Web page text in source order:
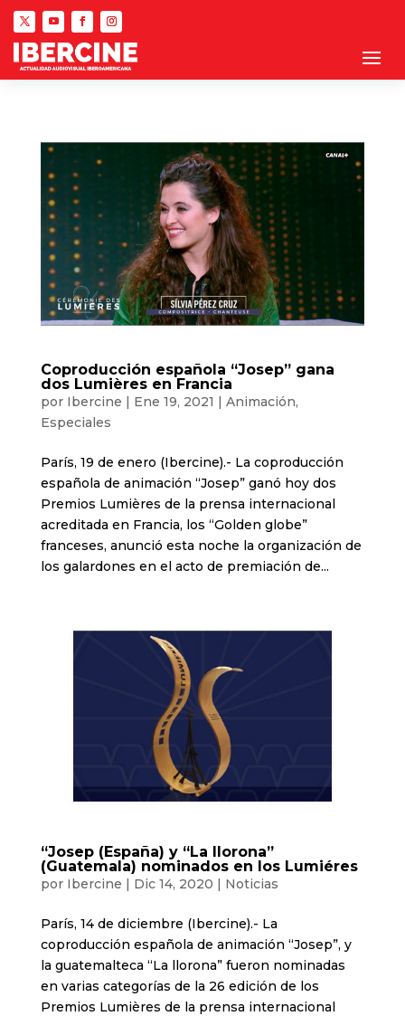
Coproducción española “Josep” gana
dos Lumières en Francia
por Ibercine | Ene 19, 2021 | Animación,
Especiales
París, 19 de enero (Ibercine).- La coproducción
española de animación “Josep” ganó hoy dos
Premios Lumières de la prensa internacional
acreditada en Francia, los “Golden globe”
franceses, anunció esta noche la organización de
los galardones en el acto de premiación de...
“Josep (España) y “La llorona”
(Guatemala) nominados en los Lumiéres
por Ibercine Dic 14, 2020 Noticias
París, 14 de diciembre (Ibercine).- La
coproducción española de animación “Josep”, y
la guatemalteca “La llorona” fueron nominadas
en varias categorías de la 26 edición de los
Premios Lumières de la prensa internacional